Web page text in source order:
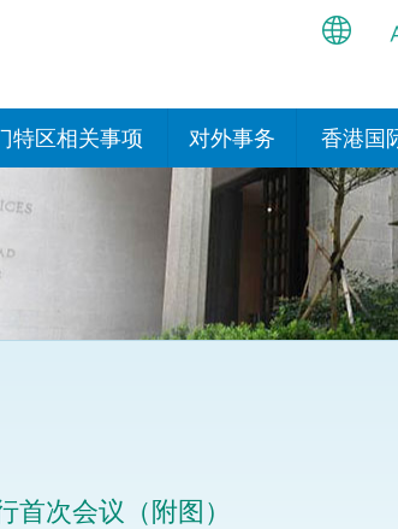
简
EN
हिन्दी (
नेपाली
特区相关事项
安排
互认可和执行民
的安排
密经贸关系的安
安排
对外事务
国际政府机构在香
处或运作
多边协定
其他协定
香港国
我们的
我们的
我们的
我们
次会议（附图）